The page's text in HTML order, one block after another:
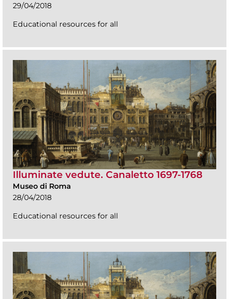
29/04/2018
Educational resources for all
Illuminate vedute. Canaletto 1697-1768
Museo di Roma
28/04/2018
Educational resources for all